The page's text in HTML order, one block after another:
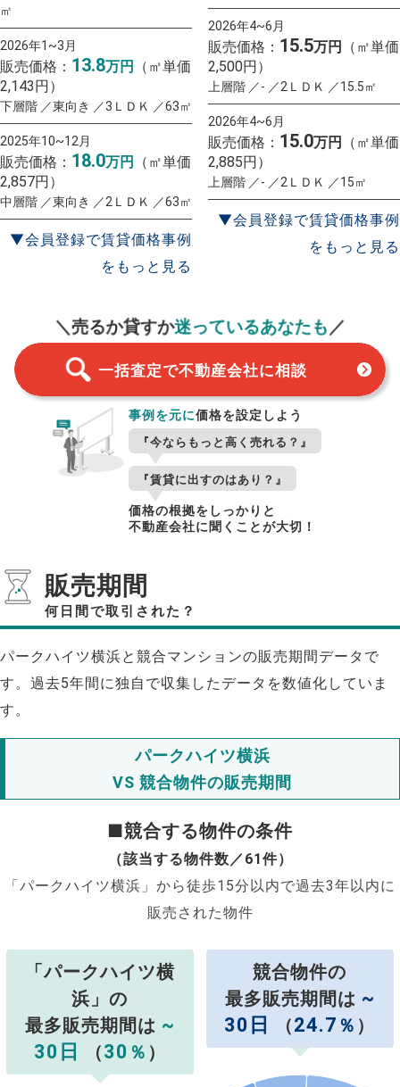
㎡
2026年1~3月
販売価格： 13.8万円
（㎡単価
2,143円）
下層階 ／東向き ／3ＬＤＫ ／63㎡
2025年10~12月
販売価格： 18.0万円
（㎡単価
2,857円）
中層階 ／東向き ／2ＬＤＫ ／63㎡
▼会員登録で賃貸価格事例
をもっと見る
2026年4~6月
販売価格： 15.5万円
（㎡単価
2,500円）
上層階 ／- ／2ＬＤＫ ／15.5㎡
2026年4~6月
販売価格： 15.0万円
（㎡単価
2,885円）
上層階 ／- ／2ＬＤＫ ／15㎡
▼会員登録で賃貸価格事例
をもっと見る
＼売るか貸すか迷っているあなたも／
一括査定で不動産会社に相談
事例を元に価格を設定しよう
『今ならもっと高く売れる？』
『賃貸に出すのはあり？』
価格の根拠をしっかりと
不動産会社に聞くことが大切！
販売期間
何日間で取引された？
パークハイツ横浜と競合マンションの販売期間データで
す。過去5年間に独自で収集したデータを数値化していま
す。
パークハイツ横浜
VS 競合物件の販売期間
■競合する物件の条件
（該当する物件数／61件）
「パークハイツ横浜」から徒歩15分以内で過去3年以内に
販売された物件
「パークハイツ横
浜」の
最多販売期間は ~
30日
（30 ％ ）
競合物件の
最多販売期間は ~
30日
（24.7 ％ ）